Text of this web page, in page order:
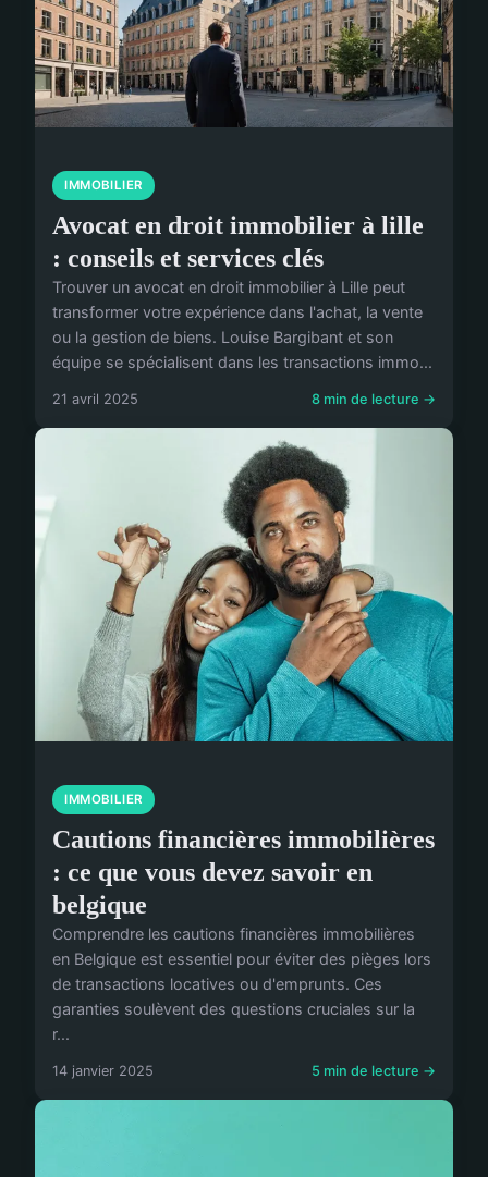
IMMOBILIER
Avocat en droit immobilier à lille
: conseils et services clés
Trouver un avocat en droit immobilier à Lille peut
transformer votre expérience dans l'achat, la vente
ou la gestion de biens. Louise Bargibant et son
équipe se spécialisent dans les transactions immo...
21 avril 2025 8 min de lecture →
IMMOBILIER
Cautions financières immobilières
: ce que vous devez savoir en
belgique
Comprendre les cautions financières immobilières
en Belgique est essentiel pour éviter des pièges lors
de transactions locatives ou d'emprunts. Ces
garanties soulèvent des questions cruciales sur la
r...
14 janvier 2025 5 min de lecture →